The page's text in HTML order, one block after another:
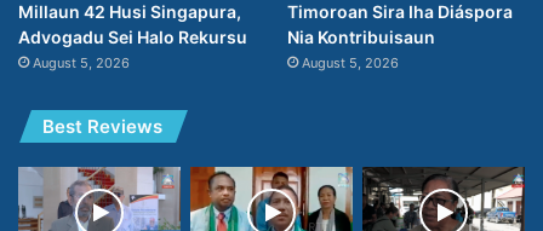
Millaun 42 Husi Singapura,
Advogadu Sei Halo Rekursu
August 5, 2026
Timoroan Sira Iha Diáspora
Nia Kontribuisaun
August 5, 2026
Best Reviews